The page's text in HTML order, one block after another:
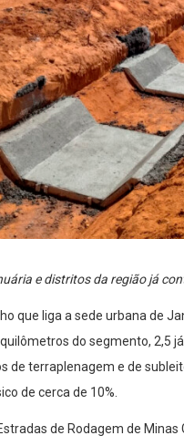
e distritos da região já
que liga a sede urbana de
do segmento,
de terraplenagem e de
de cerca de 10%.
de Rodagem de Minas